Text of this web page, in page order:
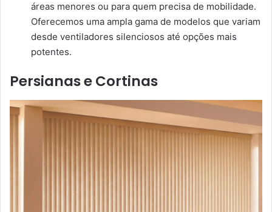
áreas menores ou para quem precisa de mobilidade.
Oferecemos uma ampla gama de modelos que variam
desde ventiladores silenciosos até opções mais
potentes.
Persianas e Cortinas